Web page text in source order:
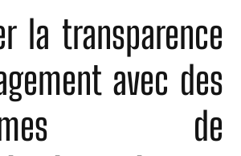
la transparence
avec des
de